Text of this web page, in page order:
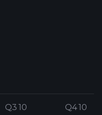
Q3 10 Q4 10
Q3 10 Q4 10